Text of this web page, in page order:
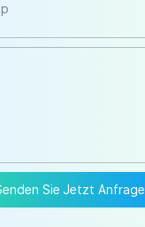
Sie Jetzt Anfrage